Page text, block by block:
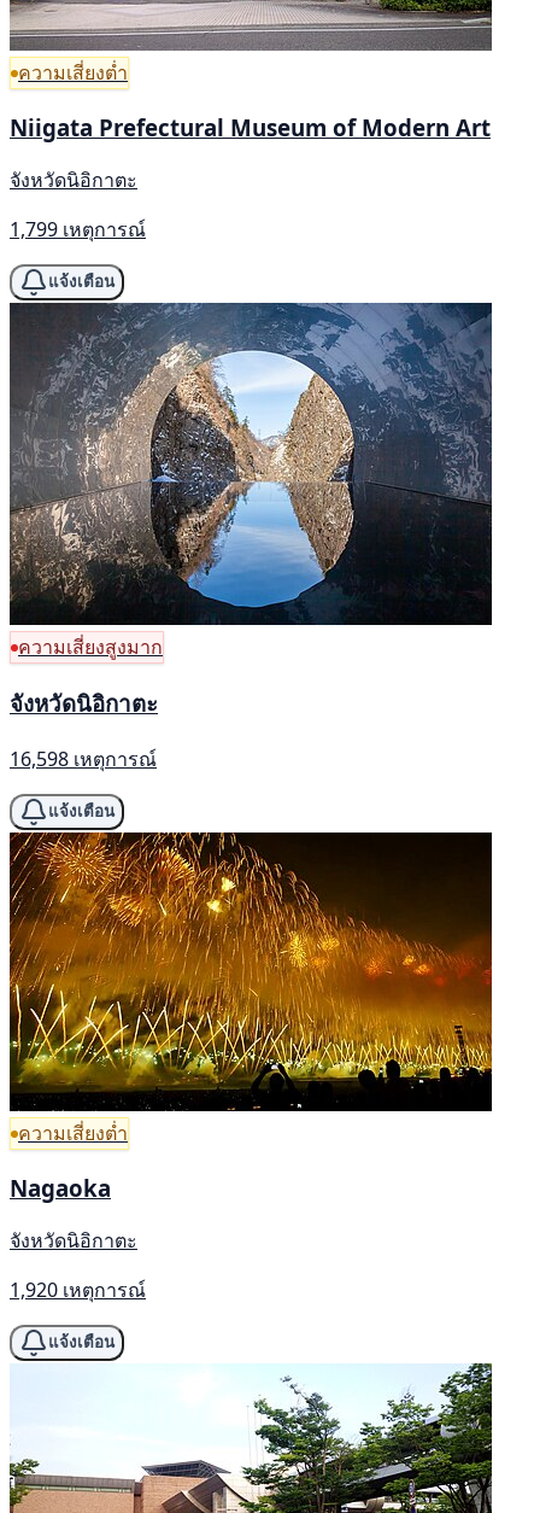
ความเสี่ยงต่ำ
Niigata Prefectural Museum of Modern Art
จังหวัดนิอิกาตะ
1,799 เหตุการณ์
แจ้งเตือน
ความเสี่ยงสูงมาก
จังหวัดนิอิกาตะ
16,598 เหตุการณ์
แจ้งเตือน
ความเสี่ยงต่ำ
Nagaoka
จังหวัดนิอิกาตะ
1,920 เหตุการณ์
แจ้งเตือน